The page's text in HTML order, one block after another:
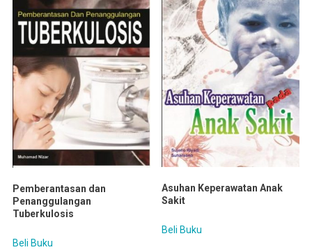
Pemberantasan dan
Penanggulangan
Tuberkulosis
Beli Buku
Asuhan Keperawatan Anak
Sakit
Beli Buku